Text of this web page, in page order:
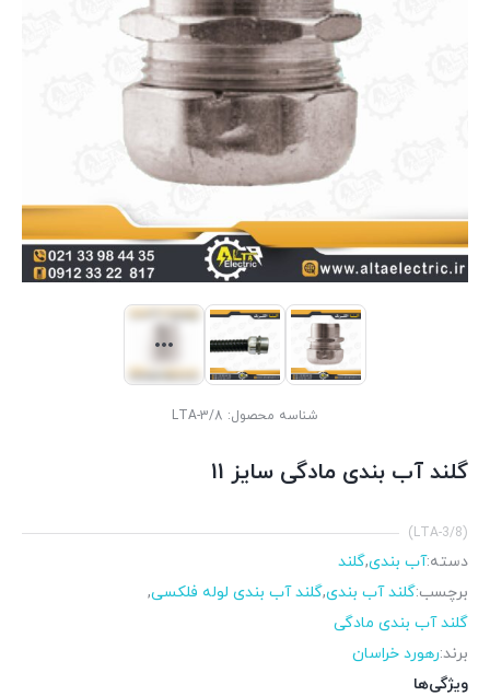
شناسه محصول: LTA-3/8
گلند آب بندی مادگی سایز 11
(LTA-3/8)
دسته:آب بندی,گلند
برچسب:گلند آب بندی,گلند آب بندی لوله فلکسی,
گلند آب بندی مادگی
برند:رهورد خراسان
ویژگی‌ها